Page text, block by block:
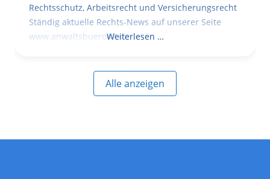
Rechtsschutz, Arbeitsrecht und Versicherungsrecht
Ständig aktuelle Rechts-News auf unserer Seite
www.anwaltsbuero47.deWeiterlesen …
Alle anzeigen